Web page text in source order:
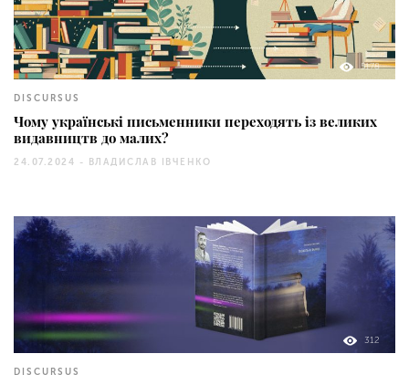
5178
DISCURSUS
Чому українські письменники переходять із великих
видавництв до малих?
24.07.2024 - ВЛАДИСЛАВ ІВЧЕНКО
312
DISCURSUS